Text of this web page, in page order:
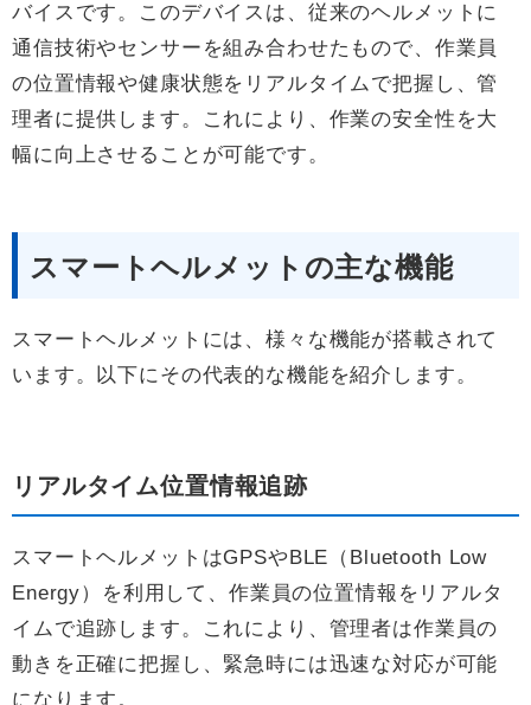
バイスです。このデバイスは、従来のヘルメットに
通信技術やセンサーを組み合わせたもので、作業員
の位置情報や健康状態をリアルタイムで把握し、管
理者に提供します。これにより、作業の安全性を大
幅に向上させることが可能です。
スマートヘルメットの主な機能
スマートヘルメットには、様々な機能が搭載されて
います。以下にその代表的な機能を紹介します。
リアルタイム位置情報追跡
スマートヘルメットはGPSやBLE（Bluetooth Low
Energy）を利用して、作業員の位置情報をリアルタ
イムで追跡します。これにより、管理者は作業員の
動きを正確に把握し、緊急時には迅速な対応が可能
になります。